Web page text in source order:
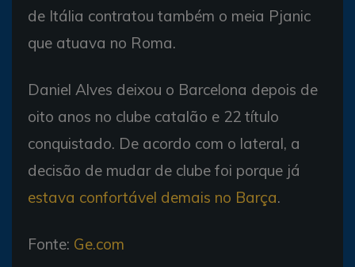
de Itália contratou também o meia Pjanic
que atuava no Roma.
Daniel Alves deixou o Barcelona depois de
oito anos no clube catalão e 22 título
conquistado. De acordo com o lateral, a
decisão de mudar de clube foi porque já
estava confortável demais no Barça.
Fonte: Ge.com